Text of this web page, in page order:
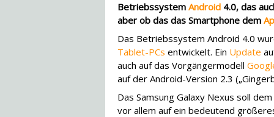
Betriebssystem Android 4.0, das
aber ob das das Smartphone dem
Das Betriebssystem Android 4.0
Tablet-PCs entwickelt. Ein Update
auch auf das Vorgängermodell
auf der Android-Version 2.3
Das Samsung Galaxy Nexus soll
vor allem auf ein bedeutend